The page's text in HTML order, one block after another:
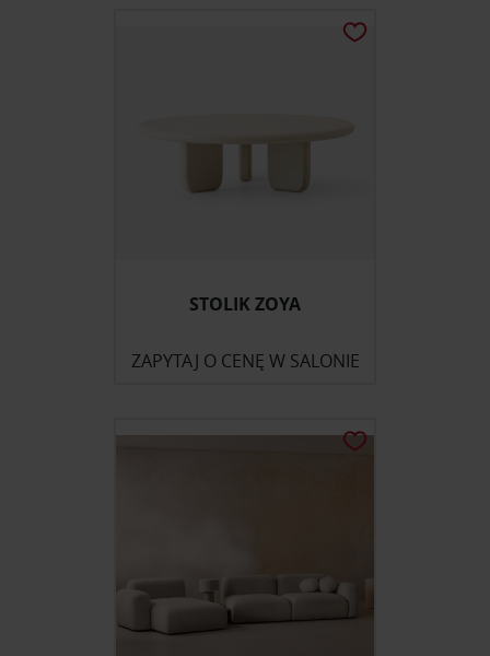
STOLIK ZOYA
ZAPYTAJ O CENĘ W SALONIE